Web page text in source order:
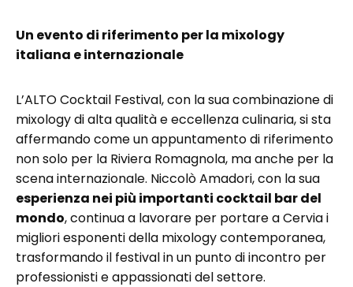
Un evento di riferimento per la mixology
italiana e internazionale
L’ALTO Cocktail Festival, con la sua combinazione di
mixology di alta qualità e eccellenza culinaria, si sta
affermando come un appuntamento di riferimento
non solo per la Riviera Romagnola, ma anche per la
scena internazionale. Niccolò Amadori, con la sua
esperienza nei più importanti cocktail bar del
mondo, continua a lavorare per portare a Cervia i
migliori esponenti della mixology contemporanea,
trasformando il festival in un punto di incontro per
professionisti e appassionati del settore.